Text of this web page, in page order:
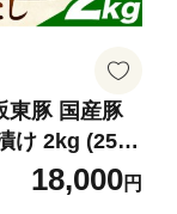
東豚 国産豚
け 2kg (250g
東太郎 おに
以内に出荷予
18,000円